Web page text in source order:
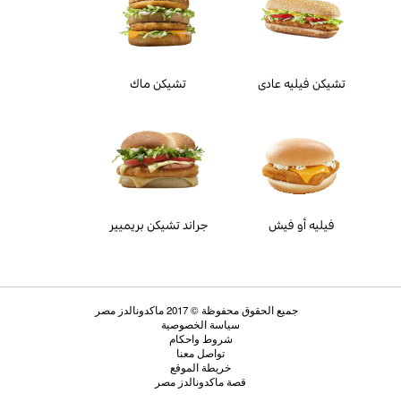
تشيكن فيليه عادى تشيكن ماك
فيليه أو فيش جراند تشيكن بريميير
سياسة الخصوصية
شروط واحكام
تواصل معنا
خريطة الموقع
قصة ماكدونالدز مصر